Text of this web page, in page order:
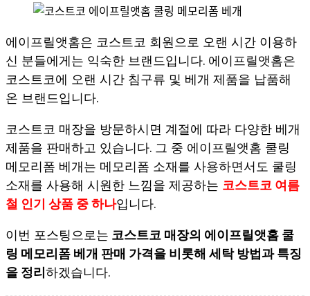
에이프릴앳홈은 코스트코 회원으로 오랜 시간 이용하
신 분들에게는 익숙한 브랜드입니다. 에이프릴앳홈은
코스트코에 오랜 시간 침구류 및 베개 제품을 납품해
온 브랜드입니다.
코스트코 매장을 방문하시면 계절에 따라 다양한 베개
제품을 판매하고 있습니다. 그 중 에이프릴앳홈 쿨링
메모리폼 베개는 메모리폼 소재를 사용하면서도 쿨링
소재를 사용해 시원한 느낌을 제공하는 코스트코 여름
철 인기 상품 중 하나입니다.
이번 포스팅으로는 코스트코 매장의 에이프릴앳홈 쿨
링 메모리폼 베개 판매 가격을 비롯해 세탁 방법과 특징
을 정리하겠습니다.